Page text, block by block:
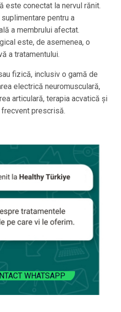
este conectat la nervul rănit.
pentru a
a membrului afectat.
este, de asemenea, o
a tratamentului.
fizică, inclusiv o gamă de
electrică neuromusculară,
articulară, terapia acvatică și
prescrisă.
WHATSAPP